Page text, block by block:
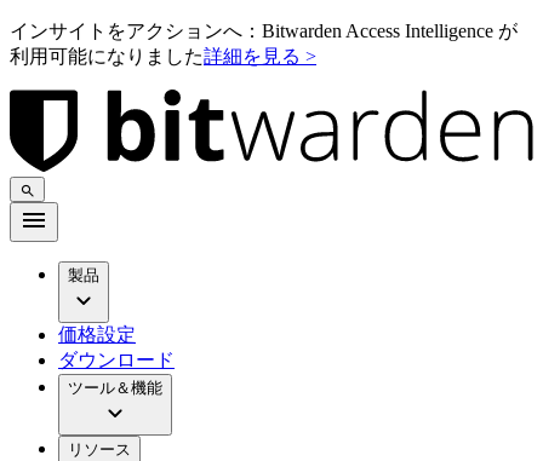
インサイトをアクションへ：Bitwarden Access Intelligence が
利用可能になりました詳細を見る >
製品
価格設定
ダウンロード
ツール＆機能
リソース